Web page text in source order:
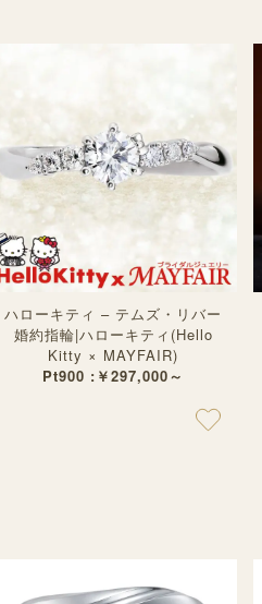
ハローキティ – テムズ・リバー
婚約指輪|ハローキティ(Hello
Kitty × MAYFAIR)
Pt900 :￥297,000～